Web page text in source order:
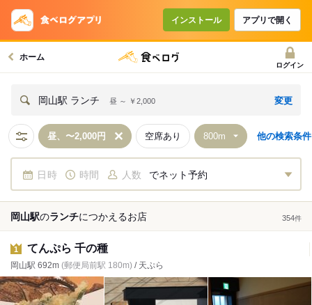
インストール アプリで開く
ホーム
ログイン
岡山駅 ランチ 昼 ～ ￥2,000 変更
昼、〜2,000円 空席あり 他の検索条件
日時 時間 人数 でネット予約
岡山駅のランチにつかえるお店 354件
1 てんぷら 千の種
岡山駅 692m (郵便局前駅 180m) / 天ぷら